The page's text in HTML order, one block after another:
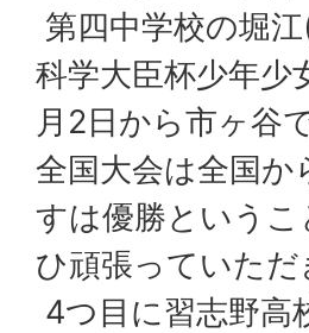
第四中学校の堀
科学大臣杯少年少
月2日から市ヶ谷
全国大会は全国か
すは優勝という
ひ頑張っていた
4つ目に習志野高